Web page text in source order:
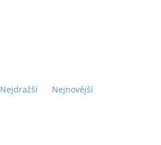
Nejdražší Nejnovější